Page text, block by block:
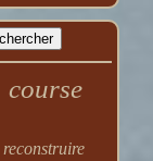
course
reconstruire